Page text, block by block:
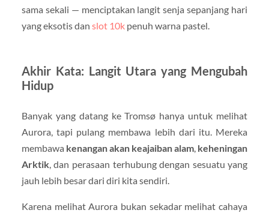
sama sekali — menciptakan langit senja sepanjang hari
yang eksotis dan slot 10kpenuh warna pastel.
Akhir Kata: Langit Utara yang Mengubah
Hidup
Banyak yang datang ke Tromsø hanya untuk melihat
Aurora, tapi pulang membawa lebih dari itu. Mereka
membawa kenangan akan keajaiban alam, keheningan
Arktik, dan perasaan terhubung dengan sesuatu yang
jauh lebih besar dari diri kita sendiri.
Karena melihat Aurora bukan sekadar melihat cahaya